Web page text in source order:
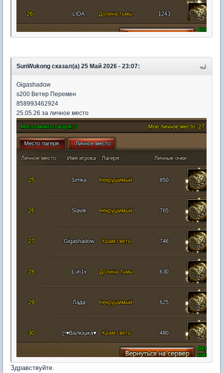
SunWukong сказал(а) 25 Май 2026 - 23:07:
Gigashadow
s200 Ветер Перемен
858993462924
25.05.26 за личное место
Здравствуйте.